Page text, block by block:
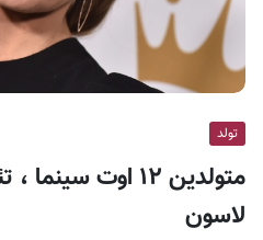
تولد
متولدین ۱۲ اوت
لاسون